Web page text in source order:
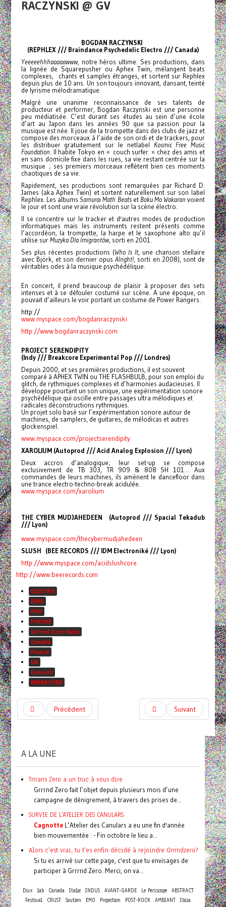
RACZYNSKI @ GV
BOGDAN RACZYNSKI
(REPHLEX /// Braindance Psychedelic Electro /// Canada)
Yeeeeehhhaaaaawww, notre héros ultime. Ses productions, dans
la lignée de Squarepusher ou Aphex Twin, mélangent beats
complexes, chants et samples étranges, et sortent sur Rephlex
depuis plus de 10 ans. Un son toujours innovant, dansant, teinté
de lyrisme mélodramatique.
Malgré une unanime reconnaissance de ses talents de
producteur et performer, Bogdan Raczynski est une personne
peu médiatisée. C’est durant ses études au sein d’une école
d’art au Japon dans les années 90 que sa passion pour la
musique est née. Il joue de la trompette dans des clubs de jazz et
compose des morceaux à l’aide de son ordi et de trackers, pour
les distribuer gratuitement sur le netlabel Kosmic Free Music
Foundation . Il habite Tokyo en « couch surfer » chez des amis et
en sans domicile fixe dans les rues, sa vie restant centrée sur la
musique ; ses premiers morceaux reflètent bien ces moments
chaotiques de sa vie.
Rapidement, ses productions sont remarquées par Richard D.
James (aka Aphex Twin) et sortent naturellement sur son label
Rephlex. Les albumsSamurai Math Beatset Boku Mo Wakaran voient
le jour et sont une vraie révolution sur la scène électro.
Il se concentre sur le tracker et d'autres modes de production
informatiques mais les instruments restent présents comme
l’accordéon, la trompette, la harpe et le saxophone alto qu’il
utilise surMuzyka Dla Imigrantów, sorti en 2001.
Ses plus récentes productions (Who Is It, une chanson stellaire
avec Björk, et son dernier opusAlright!, sorti en 2008), sont de
véritables odes à la musique psychédélique.
En concert, il prend beaucoup de plaisir à proposer des sets
intenses et à se défouler costumé sur scène. A une époque, on
pouvait d’ailleurs le voir portant un costume de Power Rangers.
http://
www.myspace.com/bogdanraczynski
http://www.bogdanraczynski.com
PROJECT SERENDIPITY
(Indy /// Breakcore Experimental Pop /// Londres)
Depuis 2000, et ses premières productions, il est souvent
comparé à APHEX TWIN ou THE FLASHBULB, pour son emploi du
glitch, de rythmiques complexes et d’harmonies audacieuses. Il
développe pourtant un son unique, une expérimentation sonore
psychédélique qui oscille entre passages ultra mélodiques et
radicales déconstructions rythmiques.
Un projet solo basé sur l’expérimentation sonore autour de
machines, de samplers, de guitares, de mélodicas et autres
glockenspiel.
www.myspace.com/projectserendipity
XAROLIUM (Autoprod /// Acid Analog Explosion /// Lyon)
Deux accros d’analogique; leur set-up se compose
exclusivement de TB 303, TR 909 & 808 SH 101… Aux
commandes de leurs machines, ils amènent le dancefloor dans
une trance electro-techno-break acidulée.
www.myspace.com/xarolium
THE CYBER MUDJAHEDEEN (Autoprod /// Spacial Tekadub
/// Lyon)
www.myspace.com/thecybermudjahedeen
SLUSH (BEE RECORDS /// IDM Electroniké /// Lyon)
http://www.myspace.com/acidslushcore
http://www.beerecords.com
ELECTRO
EXPE
POP
PSYCHE
Grrrnd Zero Vaise
Canada
France
UK
Concert
BREAKCORE
Précédent Suivant
A LA UNE
Trrrans Zero a un truc à vous dire
Grrrnd Zero fait l’objet depuis plusieurs mois d’une
campagne de dénigrement, à travers des prises de...
SURVIE DE L'ATELIER DES CANULARS
CagnotteL’Atelier des Canulars a eu une fin d'année
bien mouvementée : - Fin octobre le lieu a...
Alors c'est vrai, tu t'es enfin décidé à rejoindre Grrrndzero?
Si tu es arrivé sur cette page, c'est que tu envisages de
participer à Grrrnd Zero. Merci, on va...
Divx lab Canada Italie INDUS AVANT-GARDE Le Periscope
ABSTRACT
Festival
CRUST Soutien EMO Projection POST-ROCK AMBIANT Ibiza